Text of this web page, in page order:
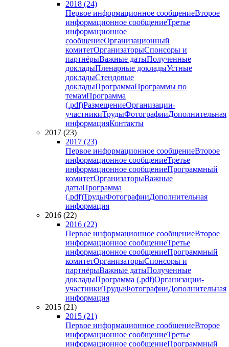
2018 (24)
Первое информационное сообщениеВторое
информационное сообщениеТретье
информационное
сообщениеОрганизационный
комитетОрганизаторыСпонсоры и
партнёрыВажные датыПолученные
докладыПленарные докладыУстные
докладыСтендовые
докладыПрограммаПрограммы по
темамПрограмма
(.pdf)РазмещениеОрганизации-
участникиТрудыФотографииДополнительная
информацияКонтакты
2017 (23)
2017 (23)
Первое информационное сообщениеВторое
информационное сообщениеТретье
информационное сообщениеПрограммный
комитетОрганизаторыВажные
датыПрограмма
(.pdf)ТрудыФотографииДополнительная
информация
2016 (22)
2016 (22)
Первое информационное сообщениеВторое
информационное сообщениеТретье
информационное сообщениеПрограммный
комитетОрганизаторыСпонсоры и
партнёрыВажные датыПолученные
докладыПрограмма (.pdf)Организации-
участникиТрудыФотографииДополнительная
информация
2015 (21)
2015 (21)
Первое информационное сообщениеВторое
информационное сообщениеТретье
информационное сообщениеПрограммный